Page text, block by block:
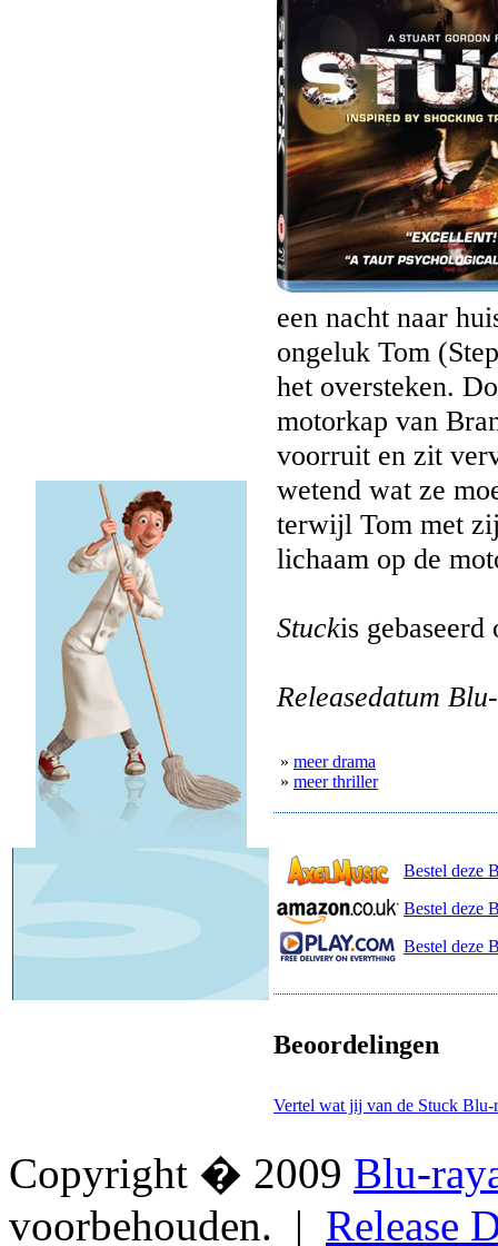
een nacht naar
ongeluk Tom
het oversteken.
motorkap van
voorruit en zit
wetend wat ze
terwijl Tom met
lichaam op de
Stuckis gebaseerd
Releasedatum
» meer drama
» meer thriller
Bestel deze
Bestel deze
Bestel deze
Beoordelingen
Vertel wat jij van de Stuck
Copyright � 2009 Blu-
voorbehouden. | Release